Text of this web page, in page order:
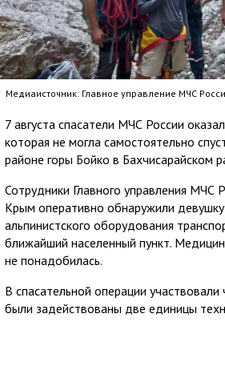
Медиаисточник: Главное управление МЧС
7 августа спасатели МЧС России
которая не могла самостоятельно
районе горы Бойко в Бахчисарайском
Сотрудники Главного управления МЧС
Крым оперативно обнаружили
альпинистского оборудования
ближайший населенный пункт.
не понадобилась.
В спасательной операции участвовали
были задействованы две единицы